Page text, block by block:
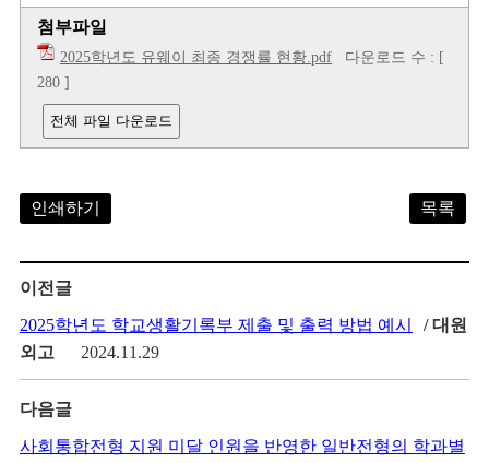
첨부파일
2025학년도 유웨이 최종 경쟁률 현황.pdf다운로드 수 : [
280 ]
전체 파일 다운로드
인쇄하기 목록
이전글
2025학년도 학교생활기록부 제출 및 출력 방법 예시
/ 대원
외고
2024.11.29
다음글
사회통합전형 지원 미달 인원을 반영한 일반전형의 학과별